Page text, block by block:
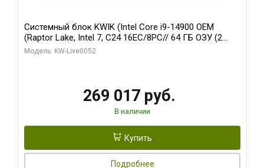
Системный блок KWIK (Intel Core i9-14900 OEM
(Raptor Lake, Intel 7, C24 16EC/8PC// 64 ГБ ОЗУ (2
модуля)/ Palit RTX5080 GAMINGPRO OC 16GB GDDR7
Модель: KW-Live0052
269 017 руб.
В наличии
Купить
Подробнее